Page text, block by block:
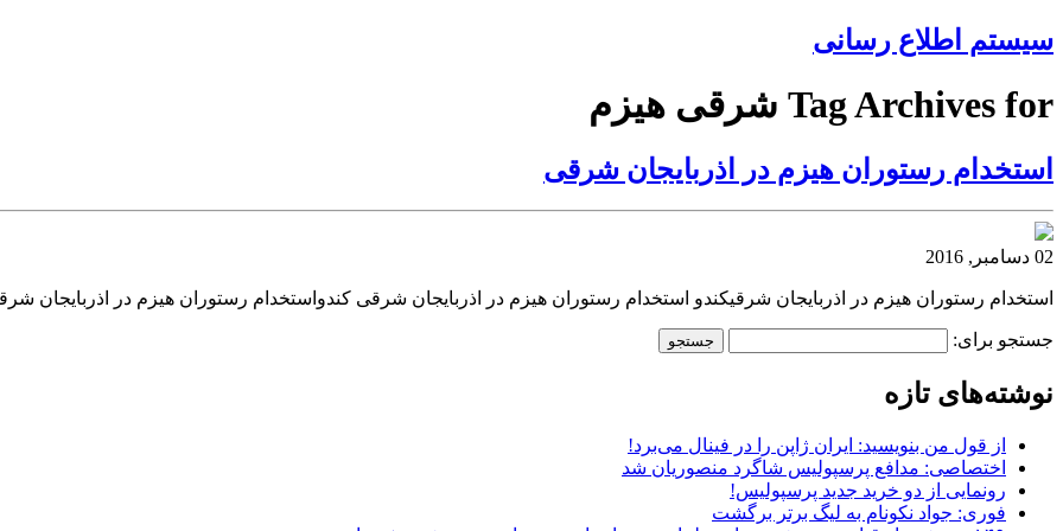
سیستم اطلاع رسانی
Tag Archives for شرقی هیزم
استخدام رستوران هیزم در اذربایجان شرقی
02 دسامبر, 2016
استخدام رستوران هیزم در اذربایجان شرقیکندو استخدام رستوران هیزم در اذربایجان شرقی کندواستخدام رستوران هیزم در اذربایجان
جستجو برای:
نوشته‌های تازه
از قول من بنویسید: ایران ژاپن را در فینال می‌برد!
اختصاصی: مدافع پرسپولیس شاگرد منصوریان شد
رونمایی از دو خرید جدید پرسپولیس!
فوری: جواد نکونام به لیگ برتر برگشت